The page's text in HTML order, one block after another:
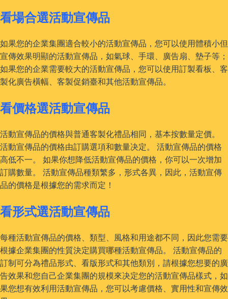
看場合選活動宣傳品
如果您的企業集團適合較小的活動宣傳品，您可以使用體積小但
宣傳效果明顯的活動宣傳品，如氣球、手環、廣告扇、墊子等；
如果您的企業需要較大的活動宣傳品，您可以使用訂製看板、客
製化廣告橫幅、客製促銷臺和其他活動宣傳品。
看價格選活動宣傳品
活動宣傳品的價格與普通客製化禮品相同，基本按數量定價。
活動宣傳品的價格由訂購選項和數量决定。 活動宣傳品的價格
高低不一。 如果你想降低活動宣傳品的價格，你可以一次增加
訂購數量。 活動宣傳品種類繁多，形式各異，因此，活動宣傳
品的價格是根據您的需求而定！
看形式選活動宣傳品
每種活動宣傳品的價格、類型、風格和用途都不同，因此您需要
根據企業集團的性質決定購買哪種活動宣傳品。 活動宣傳品的
訂制可分為禮品形式、看版形式和其他類別，請根據您想要的廣
告效果和您自己企業集團的規模來决定您的活動宣傳品樣式，如
果您想有效利用活動宣傳品，您可以考慮價格、實用性和宣傳效